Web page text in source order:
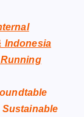
Indonesia
Sustainable